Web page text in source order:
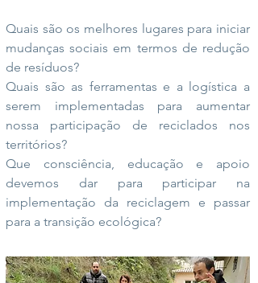
Quais são os melhores lugares para iniciar
mudanças sociais em termos de redução
de resíduos?
Quais são as ferramentas e a logística a
serem implementadas para aumentar
nossa participação de reciclados nos
territórios?
Que consciência, educação e apoio
devemos dar para participar na
implementação da reciclagem e passar
para a transição ecológica?